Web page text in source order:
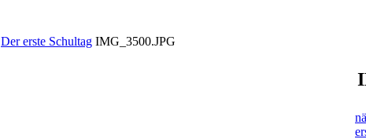
Der erste Schultag IMG_3500.JPG